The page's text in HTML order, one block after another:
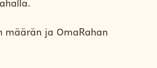
määrän ja OmaRahan